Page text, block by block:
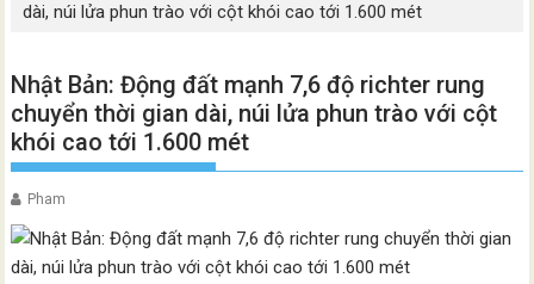
dài, núi lửa phun trào với cột khói cao tới 1.600 mét
Nhật Bản: Động đất mạnh 7,6 độ richter rung
chuyển thời gian dài, núi lửa phun trào với cột
khói cao tới 1.600 mét
Pham